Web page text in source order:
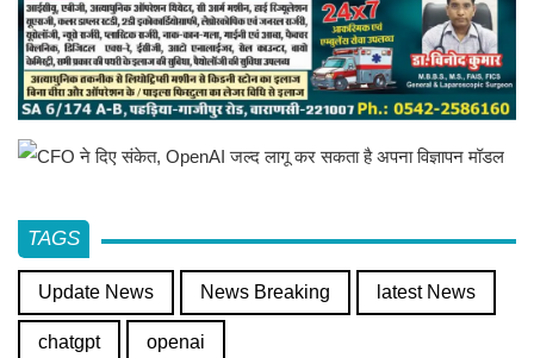
TAGS
Update News News Breaking latest News
chatgpt openai